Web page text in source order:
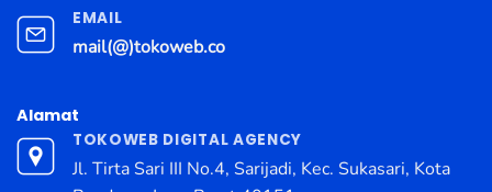
EMAIL
mail(@)tokoweb.co
Alamat
TOKOWEB DIGITAL AGENCY
Jl. Tirta Sari III No.4, Sarijadi, Kec. Sukasari, Kota